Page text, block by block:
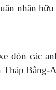
nhân
đón các
Tháp Bằng-